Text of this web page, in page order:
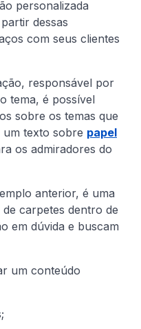
personalizada
dessas
com seus clientes
responsável por
tema, é possível
sobre os temas que
um texto sobre papel
os admiradores do
anterior, é uma
carpetes dentro de
em dúvida e buscam
um conteúdo